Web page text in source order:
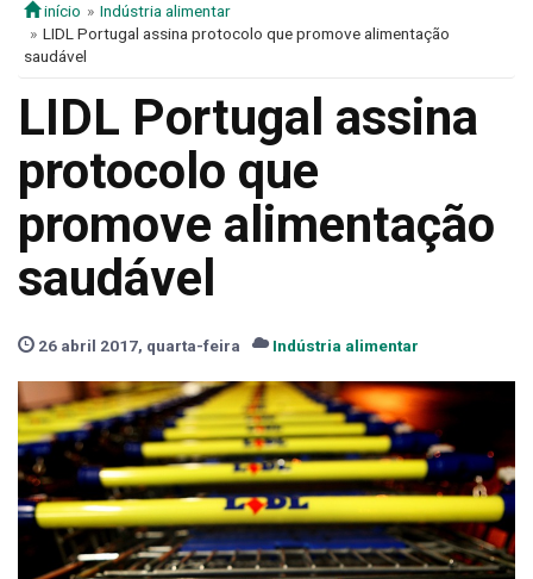
início
Indústria alimentar
LIDL Portugal assina protocolo que promove alimentação
saudável
LIDL Portugal assina
protocolo que
promove alimentação
saudável
26 abril 2017, quarta-feira Indústria alimentar